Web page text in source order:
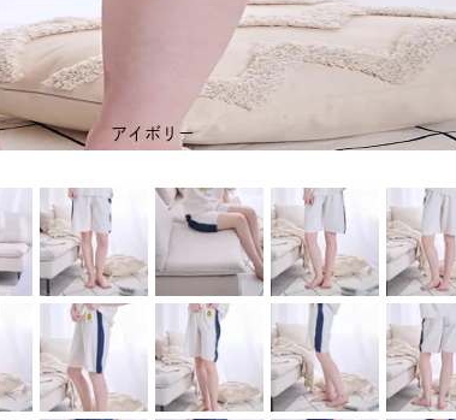
アイボリー